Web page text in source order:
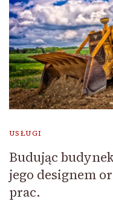
USŁUGI
Budując
jego designem
prac.